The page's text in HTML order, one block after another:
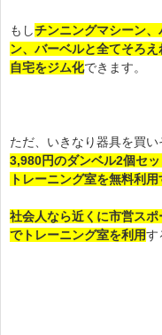
もしチンニングマシーン
ン、バーベルと全てそろ
自宅をジム化できます。
ただ、いきなり器具を買い
3,980円のダンベル2個セ
トレーニング室を無料利用
社会人なら近くに市営ス
でトレーニング室を利用す